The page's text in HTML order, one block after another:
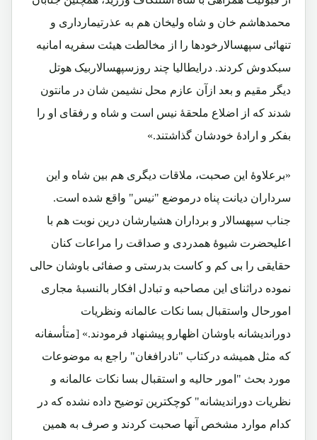
محمدهاشم خان و شاه ولیخان هم به عذرتیمارداری و
تنهائی سپهسالارخودها را از مخالطت هیئت سفریه امانیه
سبکدوش کردند. درایطالیا چند روزسپهسالاربیک هوتل
دیگر مقیم و بعد ازآن عازم محل نشیمن شان در مانتون
شدند که از اضلاع ملحقۀ نیس است و شاه و رفقای او را
بفکر و ارادۀ خودشان گذاشتند.»
«برعلاوۀ این صحبت، ملاقات دیگری هم بین شاه و این
سرداران دیانت پناه درموضع "نیس" واقع شده است.
جناب سپهسالار و برداران هشیارشان درین نوبت هم با
اعلیحضرت شیوۀ همدردی و صداقت را مراعات کنان
حقایقی را بی کم و کاست بدرستی و صفائی باوشان حالی
نموده دراثنای این مصاحبه و تبادل افکار بالنسبۀ مجاری
امورحال واستقبال بسا نکات عالمانه ونظریات
دوراندیشانه باوشان اظهارو پیشنهاد فرمودند.» [متأسفانه
که مثل همیشه درکتاب "نادرافغان" راجع به موضوعات
مورد بحث "امور حالیه و استقبال بسا نکات عالمانه و
نظریات دوراندیشانه" کوچکترین توضیح داده نشده که در
کدام موارد مشخص آنها صحبت کردند و صرف به همین